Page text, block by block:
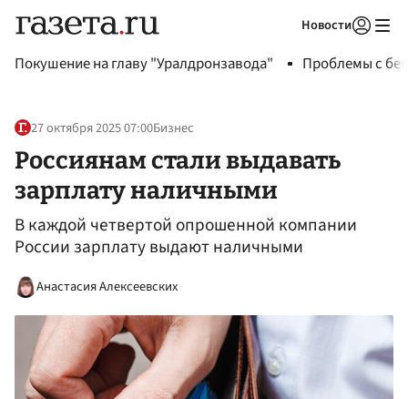
Новости
Покушение на главу "Уралдронзавода" Проблемы с
27 октября 2025 07:00Бизнес
Россиянам стали выдавать
зарплату наличными
В каждой четвертой опрошенной компании
России зарплату выдают наличными
Анастасия Алексеевских